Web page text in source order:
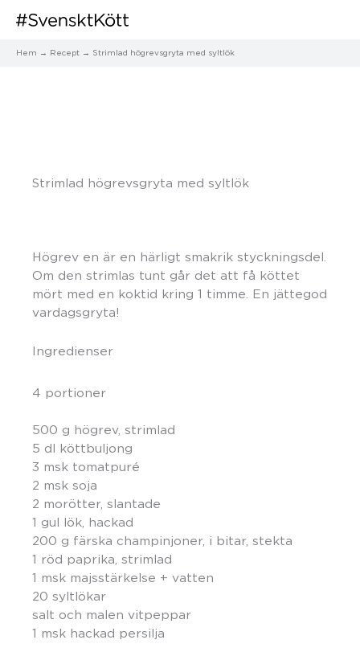
Hem Recept Strimlad högrevsgryta med syltlök
Strimlad högrevsgryta med syltlök
Högrev en är en härligt smakrik styckningsdel.
Om den strimlas tunt går det att få köttet
mört med en koktid kring 1 timme. En jättegod
vardagsgryta!
Ingredienser
4 portioner
500 g högrev, strimlad
5 dl köttbuljong
3 msk tomatpuré
2 msk soja
2 morötter, slantade
1 gul lök, hackad
200 g färska champinjoner, i bitar, stekta
1 röd paprika, strimlad
1 msk majsstärkelse + vatten
20 syltlökar
salt och malen vitpeppar
1 msk hackad persilja